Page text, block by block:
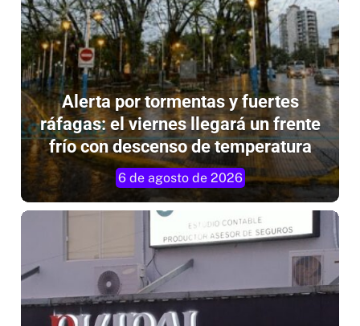
Alerta por tormentas y fuertes
ráfagas: el viernes llegará un frente
frío con descenso de temperatura
6 de agosto de 2026